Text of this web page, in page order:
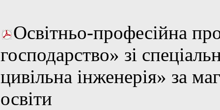
Освітньо-професійна
господарство» зі
цивільна інженерія» за
освіти